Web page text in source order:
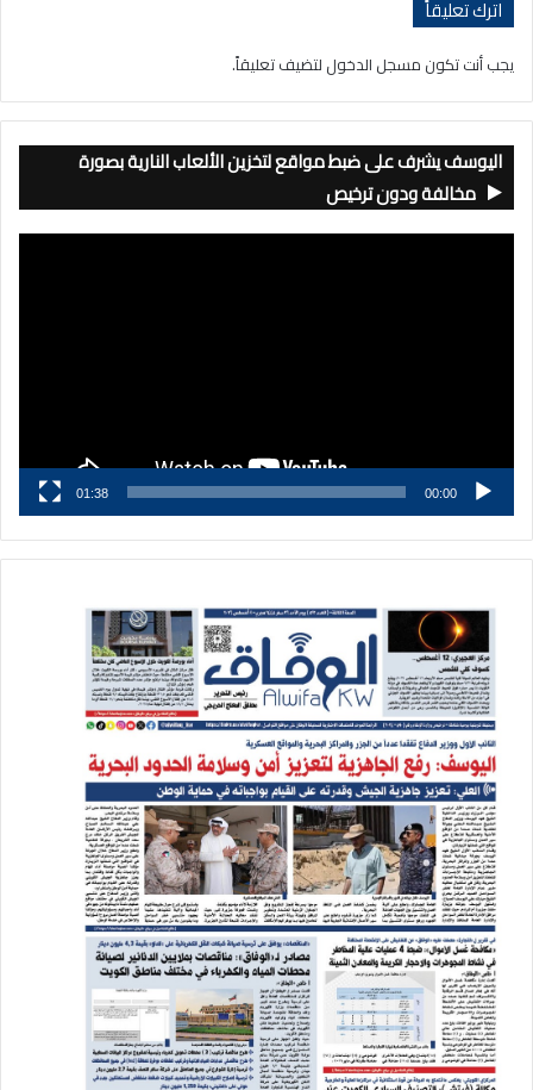
اترك تعليقاً
يجب أنت تكون مسجل الدخول لتضيف تعليقاً.
اليوسف يشرف على ضبط مواقع لتخزين الألعاب النارية بصورة
مخالفة ودون ترخيص
00:00
01:38